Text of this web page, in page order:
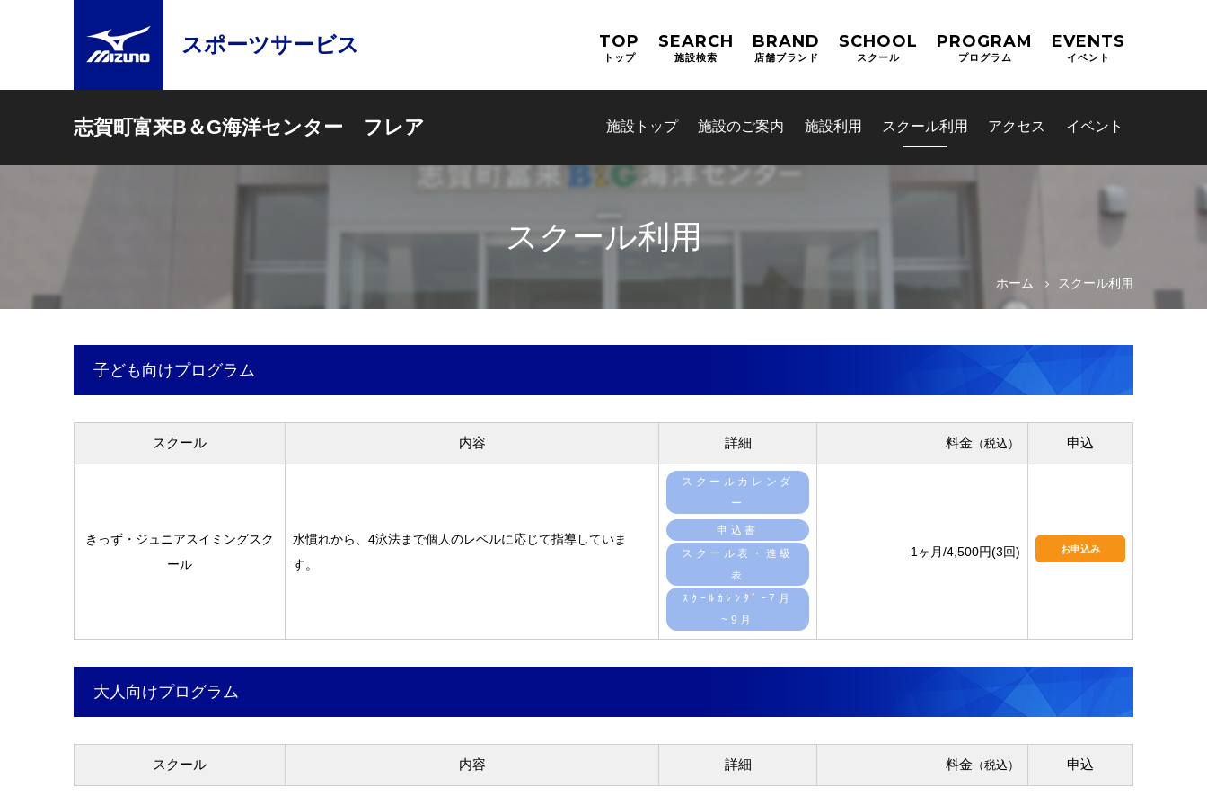
スポーツサービス TOP
トップ
SEARCH
施設検索
BRAND
店舗ブランド
SCHOOL
スクール
PROGRAM
プログラム
EVENTS
イベント
志賀町富来B＆G海洋センター フレア 施設トップ 施設のご案内 施設利用 スクール利用 アクセス イベント
スクール利用
ホーム スクール利用
子ども向けプログラム
スクール 内容 詳細 料金 （税込） 申込
きっず・ジュニアスイミングスク
ール
水慣れから、4泳法まで個人のレベルに応じて指導していま
す。
スクールカレンダ
ー
申込書
スクール表・進級
表
ｽｸｰﾙｶﾚﾝﾀﾞｰ7月
~9月
1ヶ月/4,500円(3回) お申込み
大人向けプログラム
スクール 内容 詳細 料金 （税込） 申込